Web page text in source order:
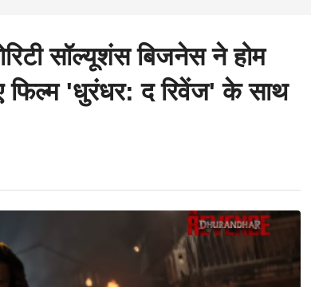
सॉल्यूशंस बिजनेस ने होम
फिल्म 'धुरंधर: द रिवेंज' के साथ